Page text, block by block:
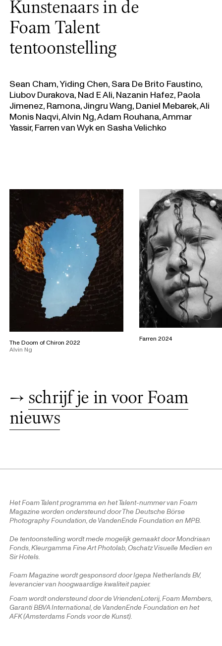
Kunstenaars in de
Foam Talent
tentoonstelling
Sean Cham, Yiding Chen, Sara De Brito Faustino,
Liubov Durakova, Nad E Ali, Nazanin Hafez, Paola
Jimenez, Ramona, Jingru Wang, Daniel Mebarek, Ali
Monis Naqvi, Alvin Ng, Adam Rouhana, Ammar
Yassir, Farren van Wyk en Sasha Velichko
The Doom of Chiron 2022
Alvin Ng
Farren 2024
→ schrijf je in voor Foam
nieuws
Het Foam Talent programma en het Talent-nummer van Foam
Magazine worden ondersteund door The Deutsche Börse
Photography Foundation, de VandenEnde Foundation en MPB.
De tentoonstelling wordt mede mogelijk gemaakt door Mondriaan
Fonds, Kleurgamma Fine Art Photolab, Oschatz Visuelle Medien en
Sir Hotels.
Foam Magazine wordt gesponsord door Igepa Netherlands BV,
leverancier van hoogwaardige kwaliteit papier.
Foam wordt ondersteund door de VriendenLoterij, Foam Members,
Garanti BBVA International, de VandenEnde Foundation en het
AFK (Amsterdams Fonds voor de Kunst).